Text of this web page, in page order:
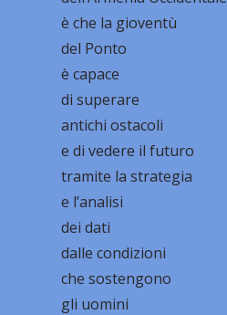
è che la gioventù
del Ponto
è capace
di superare
antichi ostacoli
e di vedere il futuro
tramite la strategia
e l’analisi
dei dati
dalle condizioni
che sostengono
gli uomini